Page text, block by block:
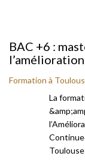
BAC +6 :
Formation à
La